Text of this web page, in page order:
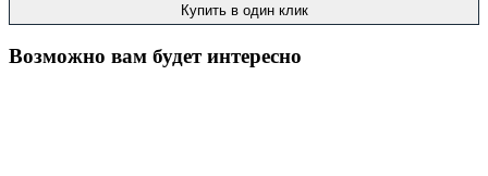
Купить в один клик
Возможно вам будет интересно